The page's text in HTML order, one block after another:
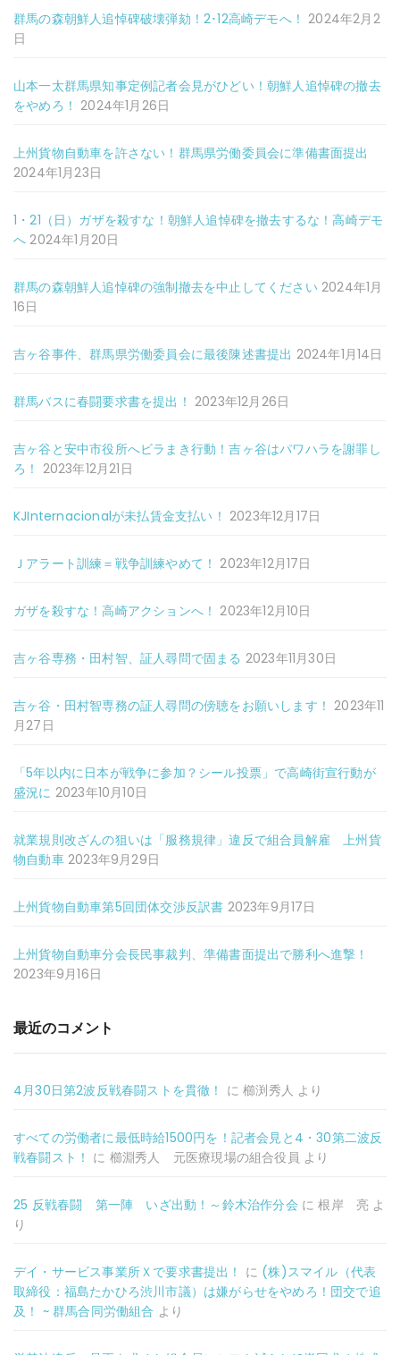
群馬の森朝鮮人追悼碑破壊弾劾！2･12高崎デモへ！ 2024年2月2
日
山本一太群馬県知事定例記者会見がひどい！朝鮮人追悼碑の撤去
をやめろ！ 2024年1月26日
上州貨物自動車を許さない！群馬県労働委員会に準備書面提出
2024年1月23日
1・21（日）ガザを殺すな！朝鮮人追悼碑を撤去するな！高崎デモ
へ 2024年1月20日
群馬の森朝鮮人追悼碑の強制撤去を中止してください 2024年1月
16日
吉ヶ谷事件、群馬県労働委員会に最後陳述書提出 2024年1月14日
群馬バスに春闘要求書を提出！ 2023年12月26日
吉ヶ谷と安中市役所へビラまき行動！吉ヶ谷はパワハラを謝罪し
ろ！ 2023年12月21日
KJInternacionalが未払賃金支払い！ 2023年12月17日
Ｊアラート訓練＝戦争訓練やめて！ 2023年12月17日
ガザを殺すな！高崎アクションへ！ 2023年12月10日
吉ヶ谷専務・田村智、証人尋問で固まる 2023年11月30日
吉ヶ谷・田村智専務の証人尋問の傍聴をお願いします！ 2023年11
月27日
「5年以内に日本が戦争に参加？シール投票」で高崎街宣行動が
盛況に 2023年10月10日
就業規則改ざんの狙いは「服務規律」違反で組合員解雇 上州貨
物自動車 2023年9月29日
上州貨物自動車第5回団体交渉反訳書 2023年9月17日
上州貨物自動車分会長民事裁判、準備書面提出で勝利へ進撃！
2023年9月16日
最近のコメント
4月30日第2波反戦春闘ストを貫徹！ に櫛渕秀人 より
すべての労働者に最低時給1500円を！記者会見と4・30第二波反
戦春闘スト！ に 櫛淵秀人 元医療現場の組合役員 より
25 反戦春闘 第一陣 いざ出動！～鈴木治作分会 に根岸 亮 よ
り
デイ・サービス事業所Ｘで要求書提出！ に (株)スマイル（代表
取締役：福島たかひろ渋川市議）は嫌がらせをやめろ！団交で追
及！ ~ 群馬合同労働組合 より